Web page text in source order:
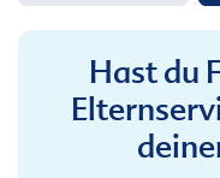
Hast du